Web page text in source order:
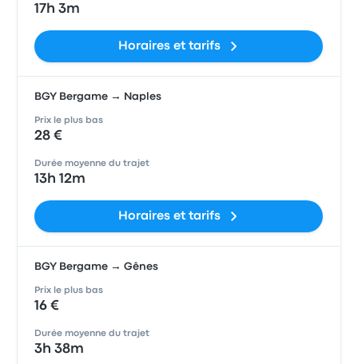
17h 3m
Horaires et tarifs
BGY Bergame → Naples
Prix le plus bas
28 €
Durée moyenne du trajet
13h 12m
Horaires et tarifs
BGY Bergame → Gênes
Prix le plus bas
16 €
Durée moyenne du trajet
3h 38m